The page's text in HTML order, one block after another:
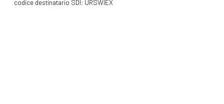
codice destinatario SDI: URSWIEX